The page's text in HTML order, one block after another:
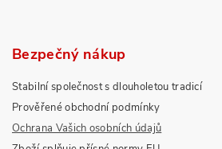
Bezpečný nákup
Stabilní společnost s dlouholetou tradicí
Prověřené obchodní podmínky
Ochrana Vašich osobních údajů